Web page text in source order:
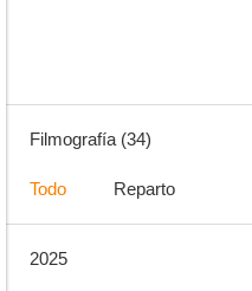
Filmografía (34)
Todo Reparto
2025